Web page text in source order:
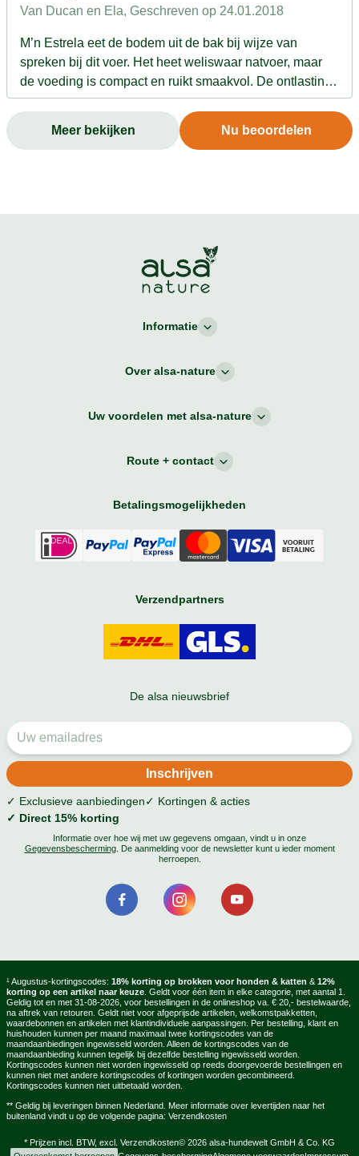
Van Ducan en Ela, Geschreven op 24.01.2018
M’n Estrela eet de bodem uit de bak bij wijze van
spreken bij dit voer. Het heet weliswaar natvoer, maar
de voeding is compact en ruikt smaakvol. De ontlasting
is contant vast.
Meer bekijken Nu beoordelen
Informatie
Over alsa-nature
Uw voordelen met alsa-nature
Route + contact
Betalingsmogelijkheden
Verzendpartners
De alsa nieuwsbrief
✓ Exclusieve aanbiedingen✓ Kortingen & acties
✓ Direct 15% korting
Informatie over hoe wij met uw gegevens omgaan, vindt u in onze
Gegevensbescherming. De aanmelding voor de newsletter kunt u ieder moment
herroepen.
¹ Augustus-kortingscodes: 18% korting op brokken voor honden & katten & 12%
korting op een artikel naar keuze . Geldt voor één item in elke categorie, met aantal 1.
Geldig tot en met 31-08-2026, voor bestellingen in de onlineshop va. € 20,- bestelwaarde,
na aftrek van retouren. Geldt niet voor afgeprijsde artikelen, welkomstpakketten,
waardebonnen en artikelen met klantindividuele aanpassingen. Per bestelling, klant en
huishouden kunnen per maand maximaal twee kortingscodes van de
maandaanbiedingen ingewisseld worden. Alleen de kortingscodes van de
maandaanbieding kunnen tegelijk bij dezelfde bestelling ingewisseld worden.
Kortingscodes kunnen niet worden ingewisseld op reeds doorgevoerde bestellingen en
kunnen niet met andere kortingscodes of kortingen worden gecombineerd.
Kortingscodes kunnen niet uitbetaald worden.
** Geldig bij leveringen binnen Nederland. Meer informatie over levertijden naar het
buitenland vindt u op de volgende pagina: Verzendkosten
* Prijzen incl. BTW, excl. Verzendkosten© 2026 alsa-hundewelt GmbH & Co. KG